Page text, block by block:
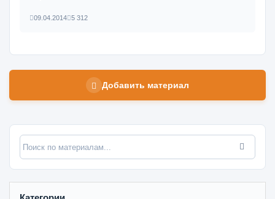
09.04.2014 5 312
Добавить материал